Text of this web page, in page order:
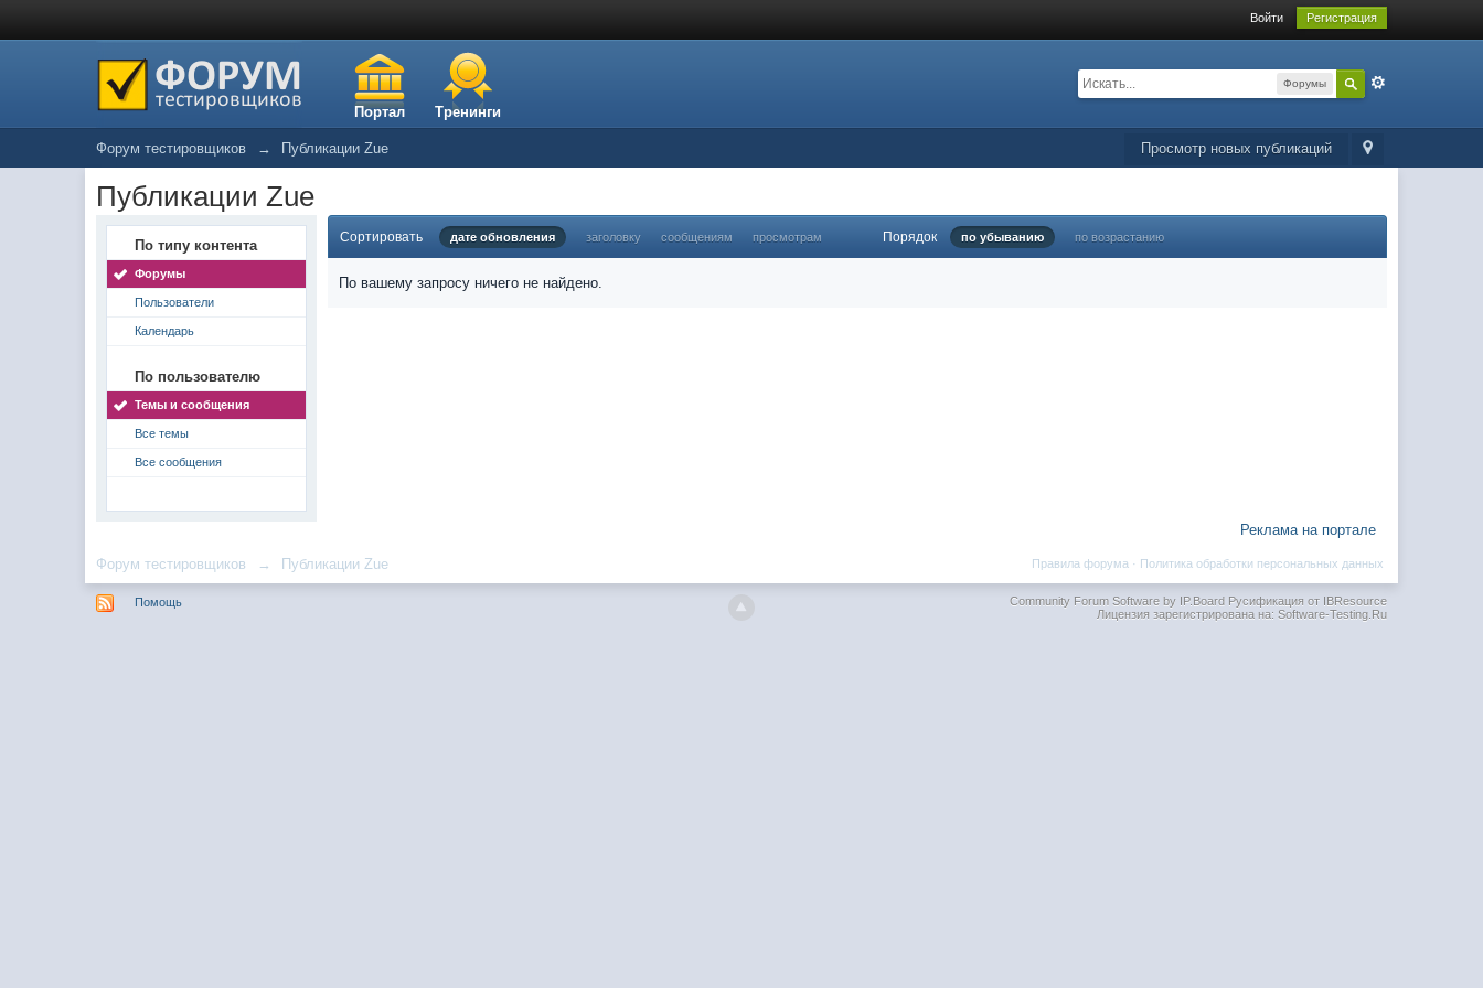
Войти Регистрация
Портал Тренинги
Форумы
Просмотр новых публикаций
Форум тестировщиков → Публикации Zue
Публикации Zue
По типу контента
Форумы
Пользователи
Календарь
По пользователю
Темы и сообщения
Все темы
Все сообщения
Сортировать дате обновления заголовку сообщениям просмотрам Порядок по убыванию по возрастанию
По вашему запросу ничего не найдено.
Реклама на портале
Форум тестировщиков → Публикации Zue Политика обработки персональных данных
Правила форума ·
Помощь Community Forum Software by IP.BoardРусификация от IBResource
Лицензия зарегистрирована на: Software-Testing.Ru